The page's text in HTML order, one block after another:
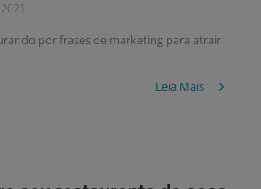
por frases de marketing para atrair
Leia Mais